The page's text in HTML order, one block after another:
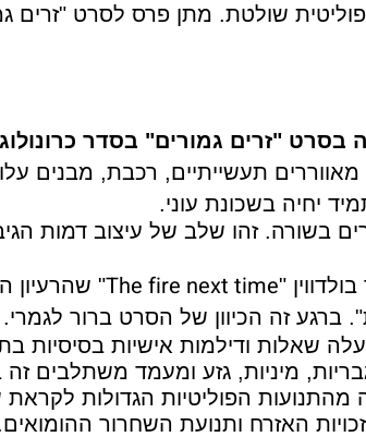
שולטת. מתן פרס לסרט "זרים
בסרט "זרים גמורים" בסדר
מאווררים תעשייתיים, רכבת, מבנים
יחיה בשכונת עוני.
בשורה. זהו שלב של עיצוב דמות
"
The fire next time" שהרעיון
ברגע זה הכיוון של הסרט ברור לגמרי.
שאלות ודילמות אישיות בסיסיות
מיניות, גזע ומעמד משתלבים זה
הפוליטיות הגדולות
האזרח ותנועת השחרור ההומואים.